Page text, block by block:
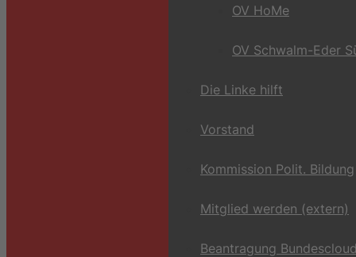
OV HoMe
OV Schwalm-Eder
Die Linke hilft
Vorstand
Kommission Polit. Bildung
Mitglied werden (extern)
Beantragung